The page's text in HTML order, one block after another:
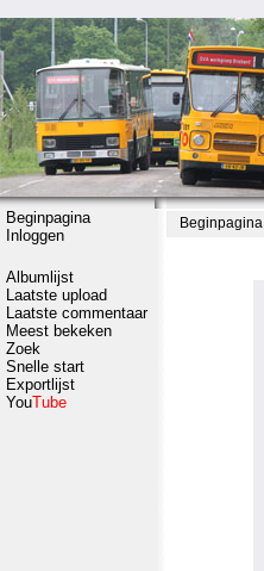
Beginpagina
Inloggen
Albumlijst
Laatste upload
Laatste commentaar
Meest bekeken
Zoek
Snelle start
Exportlijst
YouTube
Beginpagina